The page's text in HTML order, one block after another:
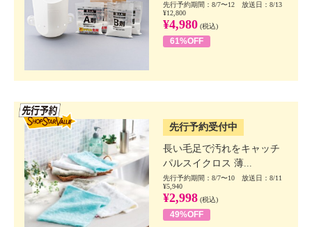
先行予約期間：8/7〜12 放送日：8/13
¥12,800
¥4,980 (税込)
61%OFF
先行予約受付中
長い毛足で汚れをキャッチ
パルスイクロス 薄...
先行予約期間：8/7〜10 放送日：8/11
¥5,940
¥2,998 (税込)
49%OFF